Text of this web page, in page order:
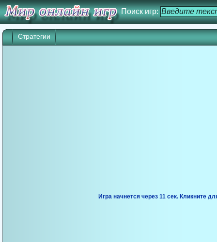
Поиск игр:
Стратегии
Игра начнется через 10 сек. Кликните